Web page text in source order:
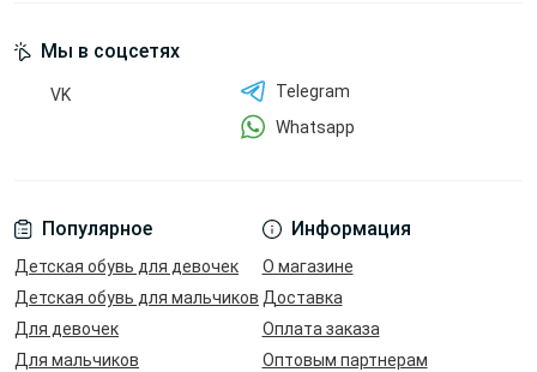
Популярное
Детская обувь для девочек
Детская обувь для мальчиков
Для девочек
Для мальчиков
Информация
О магазине
Доставка
Оплата заказа
Оптовым партнерам
Мы в соцсетях
VK
Telegram
Whatsapp